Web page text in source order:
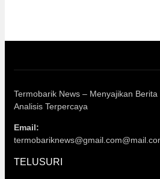
Termobarik News – Menyajikan
Analisis Terpercaya
Email:
TELUSURI